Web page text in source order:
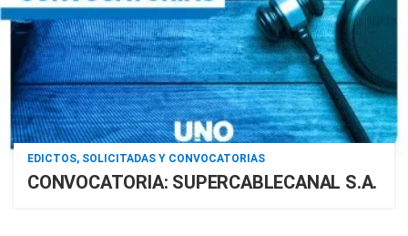
EDICTOS, SOLICITADAS Y CONVOCATORIAS
CONVOCATORIA: SUPERCABLECANAL S.A.